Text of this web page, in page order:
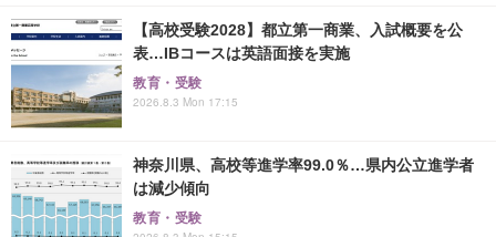
【高校受験2028】都立第一商業、入試概要を公
表…IBコースは英語面接を実施
教育・受験
2026.8.3 Mon 17:15
神奈川県、高校等進学率99.0％…県内公立進学者
は減少傾向
教育・受験